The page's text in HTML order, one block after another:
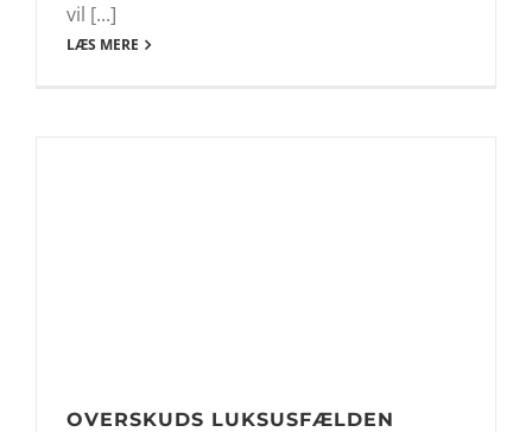
vil [...]
LÆS MERE
OVERSKUDS LUKSUSFÆLDEN